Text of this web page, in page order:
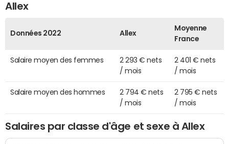
Allex
Données 2022 Allex
Moyenne
France
Salaire moyen des femmes
2 293 € nets
/ mois
2 401 € nets
/ mois
Salaire moyen des hommes
2 794 € nets
/ mois
2 795 € nets
/ mois
Salaires par classe d'âge et sexe à Allex